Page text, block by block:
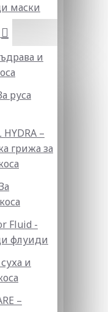
маски
и
руса
–
грижа за
Fluid -
флуиди
и
–